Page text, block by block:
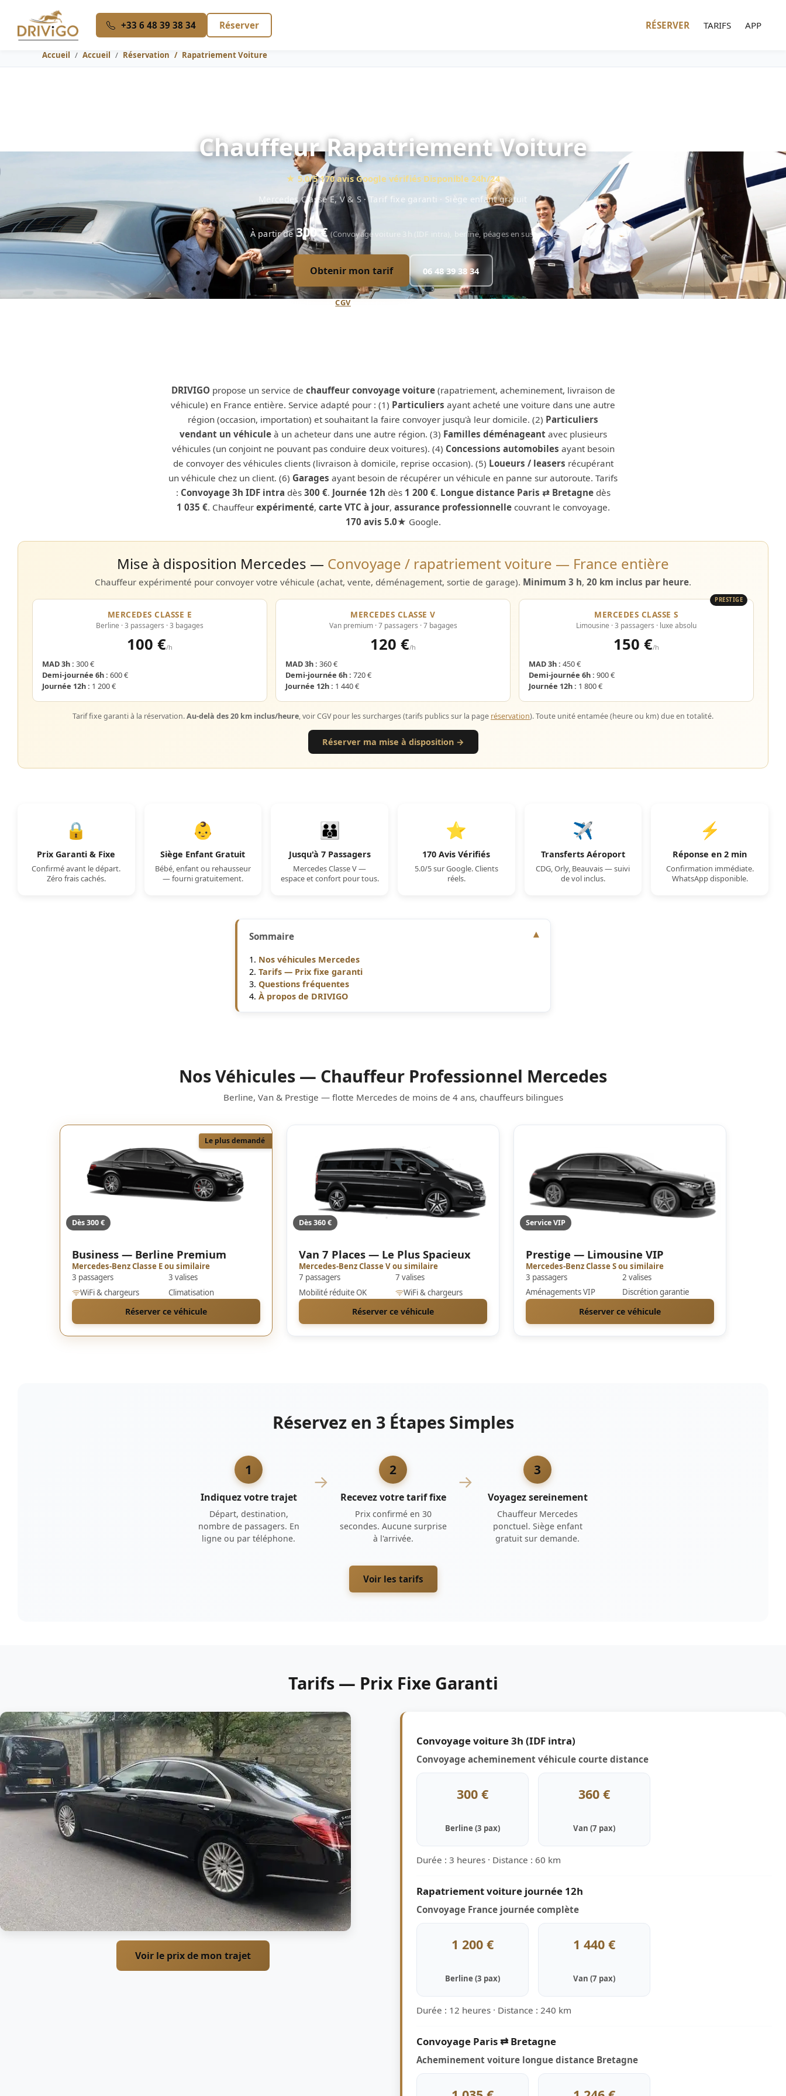
+33 6 48 39 38 34 Réserver RÉSERVER TARIFS APP
Accueil Accueil Réservation Rapatriement Voiture
Chauffeur Rapatriement Voiture
★ 5.0/5·170 avis Google vérifiés·Disponible 24h/24
Mercedes Classe E, V & S · Tarif fixe garanti · Siège enfant gratuit
À partir de300 € (Convoyage voiture 3h (IDF intra), berline, péages en sus)
Obtenir mon tarif 06 48 39 38 34
Annulation flexible (CGV) · Paiement sécurisé · Confirmation immédiate
DRIVIGOpropose un service de chauffeur convoyage voiture(rapatriement, acheminement, livraison de
véhicule) en France entière. Service adapté pour : (1) Particuliers ayant acheté une voiture dans une autre
région (occasion, importation) et souhaitant la faire convoyer jusqu'à leur domicile. (2) Particuliers
vendant un véhiculeà un acheteur dans une autre région. (3) Familles déménageant avec plusieurs
véhicules (un conjoint ne pouvant pas conduire deux voitures). (4) Concessions automobiles ayant besoin
de convoyer des véhicules clients (livraison à domicile, reprise occasion). (5) Loueurs / leasers récupérant
un véhicule chez un client. (6) Garages ayant besoin de récupérer un véhicule en panne sur autoroute. Tarifs
: Convoyage 3h IDF intra dès 300 €. Journée 12h dès 1 200 €. Longue distance Paris ⇄ Bretagnedès
1 035 €. Chauffeur expérimenté, carte VTC à jour, assurance professionnellecouvrant le convoyage.
170 avis 5.0★ Google.
Mise à disposition Mercedes — Convoyage / rapatriement voiture — France entière
Chauffeur expérimenté pour convoyer votre véhicule (achat, vente, déménagement, sortie de garage). Minimum 3 h, 20 km inclus par heure.
MERCEDES CLASSE E
Berline · 3 passagers · 3 bagages
100 €/h
MAD 3h : 300 €
Demi-journée 6h : 600 €
Journée 12h : 1 200 €
MERCEDES CLASSE V
Van premium · 7 passagers · 7 bagages
120 €/h
MAD 3h : 360 €
Demi-journée 6h : 720 €
Journée 12h : 1 440 €
PRESTIGE
MERCEDES CLASSE S
Limousine · 3 passagers · luxe absolu
150 €/h
MAD 3h : 450 €
Demi-journée 6h : 900 €
Journée 12h : 1 800 €
Tarif fixe garanti à la réservation.Au-delà des 20 km inclus/heure, voir CGV pour les surcharges (tarifs publics sur la page réservation). Toute unité entamée (heure ou km) due en totalité.
Réserver ma mise à disposition →
🔒
Prix Garanti & Fixe
Confirmé avant le départ.
Zéro frais cachés.
👶
Siège Enfant Gratuit
Bébé, enfant ou rehausseur
— fourni gratuitement.
👪
Jusqu'à 7 Passagers
Mercedes Classe V —
espace et confort pour tous.
⭐
170 Avis Vérifiés
5.0/5 sur Google. Clients
réels.
✈️
Transferts Aéroport
CDG, Orly, Beauvais — suivi
de vol inclus.
⚡
Réponse en 2 min
Confirmation immédiate.
WhatsApp disponible.
Sommaire
Nos véhicules Mercedes
Tarifs — Prix fixe garanti
Questions fréquentes
À propos de DRIVIGO
Nos Véhicules — Chauffeur Professionnel Mercedes
Berline, Van & Prestige — flotte Mercedes de moins de 4 ans, chauffeurs bilingues
Le plus demandé
Dès 300 €
Business — Berline Premium
Mercedes-Benz Classe E ou similaire
3 passagers
3 valises
WiFi & chargeurs
Climatisation
Réserver ce véhicule
Dès 360 €
Van 7 Places — Le Plus Spacieux
Mercedes-Benz Classe V ou similaire
7 passagers
7 valises
Mobilité réduite OK
WiFi & chargeurs
Réserver ce véhicule
Service VIP
Prestige — Limousine VIP
Mercedes-Benz Classe S ou similaire
3 passagers
2 valises
Aménagements VIP
Discrétion garantie
Réserver ce véhicule
Réservez en 3 Étapes Simples
1
Indiquez votre trajet
Départ, destination,
nombre de passagers. En
ligne ou par téléphone.
→
2
Recevez votre tarif fixe
Prix confirmé en 30
secondes. Aucune surprise
à l'arrivée.
→
3
Voyagez sereinement
Chauffeur Mercedes
ponctuel. Siège enfant
gratuit sur demande.
Voir les tarifs
Tarifs — Prix Fixe Garanti
Voir le prix de mon trajet
Convoyage voiture 3h (IDF intra)
Convoyage acheminement véhicule courte distance
300 €
Berline (3 pax)
360 €
Van (7 pax)
Durée : 3 heures · Distance : 60 km
Rapatriement voiture journée 12h
Convoyage France journée complète
1 200 €
Berline (3 pax)
1 440 €
Van (7 pax)
Durée : 12 heures · Distance : 240 km
Convoyage Paris ⇄ Bretagne
Acheminement voiture longue distance Bretagne